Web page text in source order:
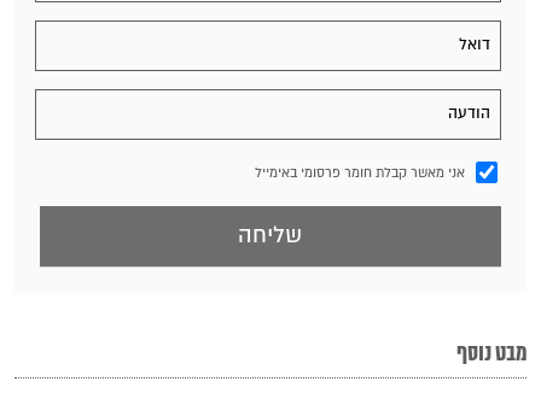
אני מאשר קבלת חומר פרסומי באימייל
מבט נוסף